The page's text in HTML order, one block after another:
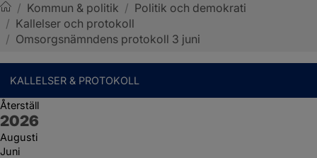
Sotenäs kommun
/ Kommun & politik / Politik och demokrati
/ Kallelser och protokoll
/ Omsorgsnämndens protokoll 3 juni
KALLELSER & PROTOKOLL
Återställ
År:
2026
Augusti
Juni